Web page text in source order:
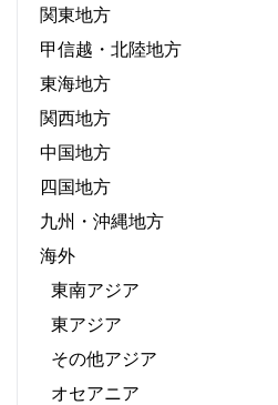
関東地方
甲信越・北陸地方
東海地方
関西地方
中国地方
四国地方
九州・沖縄地方
海外
東南アジア
東アジア
その他アジア
オセアニア